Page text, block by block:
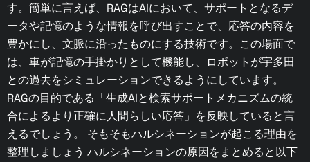
す。簡単に言えば、RAGはAIにおいて、サポートとなるデ
ータや記憶のような情報を呼び出すことで、応答の内容を
豊かにし、文脈に沿ったものにする技術です。この場面で
は、車が記憶の手掛かりとして機能し、ロボットが宇多田
との過去をシミュレーションできるようにしています。
RAGの目的である「生成AIと検索サポートメカニズムの統
合によるより正確に人間らしい応答」を反映していると言
えるでしょう。 そもそもハルシネーションが起こる理由を
整理しましょう ハルシネーションの原因をまとめると以下